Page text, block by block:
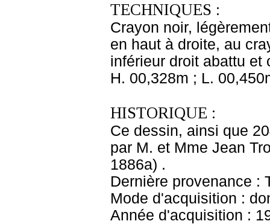
TECHNIQUES :
Crayon noir,
en haut à droite, au
inférieur droit abattu et
H. 00,328m ; L.
HISTORIQUE :
Ce dessin, ainsi que
par M. et Mme Jean
1886a) .
Dernière provenance :
Mode d'acquisition :
Année d'acquisition :